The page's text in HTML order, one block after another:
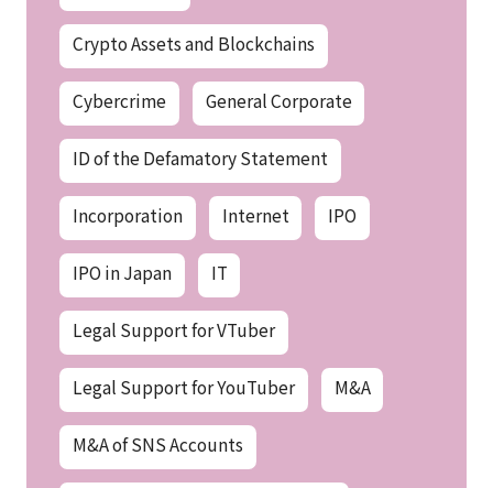
Crypto Assets and Blockchains
Cybercrime General Corporate
ID of the Defamatory Statement
Incorporation Internet IPO
IPO in Japan IT
Legal Support for VTuber
Legal Support for YouTuber M&A
M&A of SNS Accounts